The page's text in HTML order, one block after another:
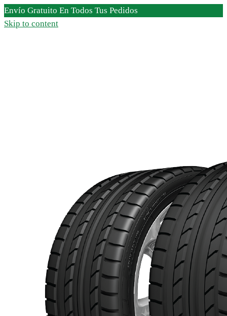
Envío Gratuito En Todos Tus Pedidos
Skip to content